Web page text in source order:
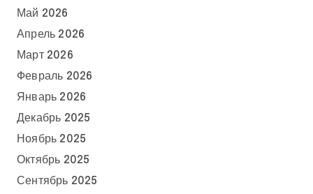
Май 2026
Апрель 2026
Март 2026
Февраль 2026
Январь 2026
Декабрь 2025
Ноябрь 2025
Октябрь 2025
Сентябрь 2025